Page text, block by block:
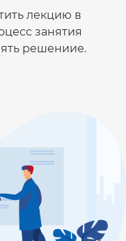
лекцию в
занятия
решениие.